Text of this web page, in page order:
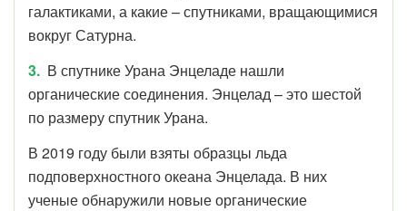
галактиками, а какие – спутниками, вращающимися
вокруг Сатурна.
3. В спутнике Урана Энцеладе нашли
органические соединения. Энцелад – это шестой
по размеру спутник Урана.
В 2019 году были взяты образцы льда
подповерхностного океана Энцелада. В них
ученые обнаружили новые органические